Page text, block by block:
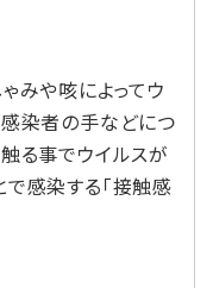
みや咳によってウ
感染者の手などにつ
る事でウイルスが
感染する「接触感